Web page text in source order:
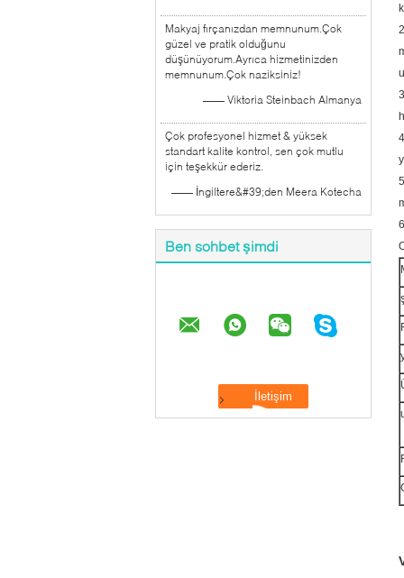
Makyaj fırçanızdan memnunum.Çok
güzel ve pratik olduğunu
düşünüyorum.Ayrıca hizmetinizden
memnunum.Çok naziksiniz!
—— Viktoria Steinbach Almanya
Çok profesyonel hizmet & yüksek
standart kalite kontrol, sen çok mutlu
için teşekkür ederiz.
—— İngiltere&#39;den Meera Kotecha
Ben sohbet şimdi